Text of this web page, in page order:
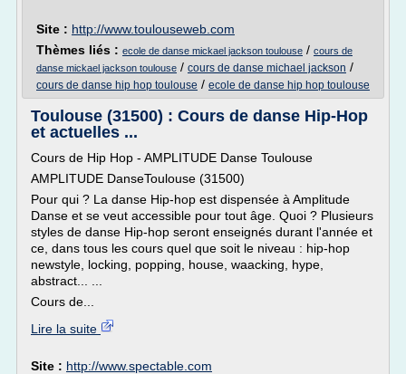
Site : http://www.toulouseweb.com
Thèmes liés : ecole de danse mickael jackson toulouse / cours de
danse mickael jackson toulouse / cours de danse michael jackson /
cours de danse hip hop toulouse / ecole de danse hip hop toulouse
Toulouse (31500) : Cours de danse Hip-Hop
et actuelles ...
Cours de Hip Hop - AMPLITUDE Danse Toulouse
AMPLITUDE DanseToulouse (31500)
Pour qui ? La danse Hip-hop est dispensée à Amplitude
Danse et se veut accessible pour tout âge. Quoi ? Plusieurs
styles de danse Hip-hop seront enseignés durant l'année et
ce, dans tous les cours quel que soit le niveau : hip-hop
newstyle, locking, popping, house, waacking, hype,
abstract... ...
Cours de...
Lire la suite
Site : http://www.spectable.com